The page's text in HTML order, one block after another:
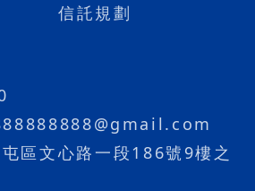
信託規劃
區文心路一段186號9樓之